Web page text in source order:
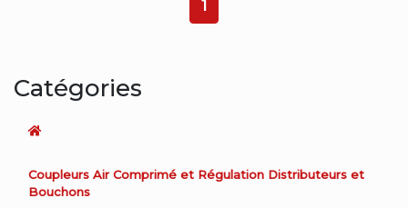
1
Catégories
Coupleurs Air Comprimé et Régulation Distributeurs et
Bouchons